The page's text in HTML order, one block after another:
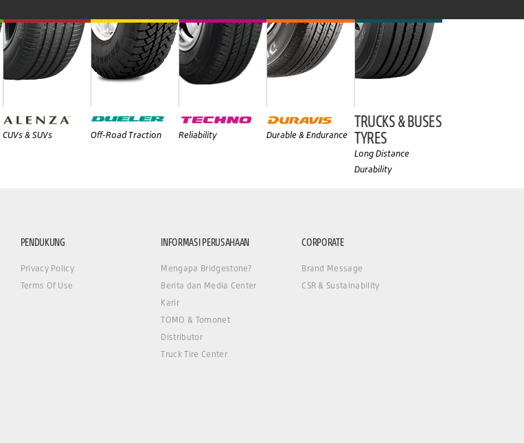
CUVs & SUVs Off-Road Traction Reliability Durable & Endurance
TRUCKS & BUSES
TYRES
Long Distance
Durability
PENDUKUNG
Privacy Policy
Terms Of Use
INFORMASI PERUSAHAAN
Mengapa Bridgestone?
Berita dan Media Center
Karir
TOMO & Tomonet
Distributor
Truck Tire Center
CORPORATE
Brand Message
CSR & Sustainability